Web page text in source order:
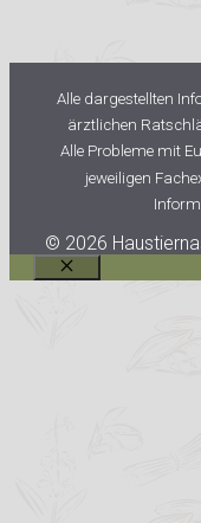
Alle dargestellten
ärztlichen
Alle Probleme mit
jeweiligen
© 2026
Schließen